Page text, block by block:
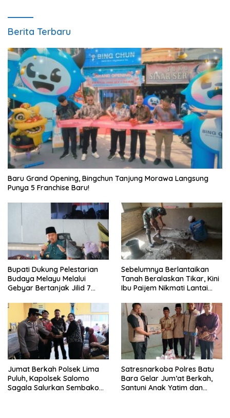
Berita Terbaru
‎Baru Grand Opening, Bingchun Tanjung Morawa Langsung
Punya 5 Franchise Baru!
Bupati Dukung Pelestarian
Budaya Melayu Melalui
Gebyar Bertanjak Jilid 7
Sebelumnya Berlantaikan
Tanah Beralaskan Tikar, Kini
Ibu Paijem Nikmati Lantai
Satgas TMMD Ke-129 Kodim
0208/Asahan
Jumat Berkah Polsek Lima
Puluh, Kapolsek Salomo
Sagala Salurkan Sembako
Satresnarkoba Polres Batu
Bara Gelar Jum’at Berkah,
Santuni Anak Yatim dan